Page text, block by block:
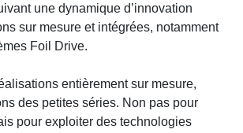
une dynamique d’innovation
sur mesure et intégrées, notamment
Foil Drive.
entièrement sur mesure,
des petites séries. Non pas pour
pour exploiter des technologies